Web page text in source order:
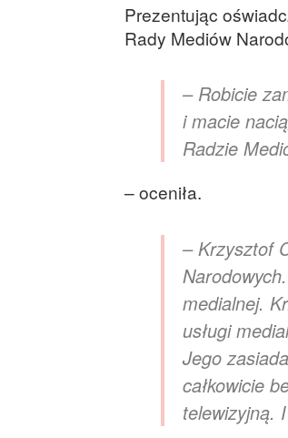
Prezentując
Rady Mediów
– Robicie
i macie
Radzie
– oceniła.
– Krzysztof
medialnej.
usługi
Jego
całkowicie
telewizyjną.